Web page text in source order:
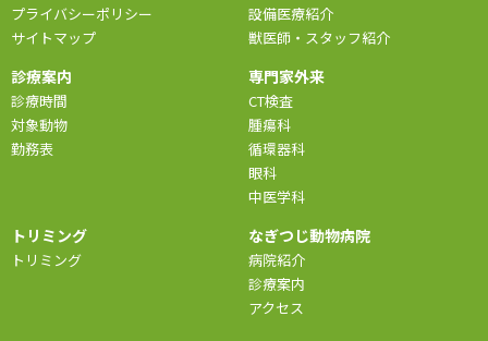
プライバシーポリシー
サイトマップ
設備医療紹介
獣医師・スタッフ紹介
診療案内
診療時間
対象動物
勤務表
専門家外来
CT検査
腫瘍科
循環器科
眼科
中医学科
トリミング
トリミング
なぎつじ動物病院
病院紹介
診療案内
アクセス